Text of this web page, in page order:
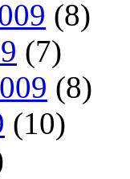
(8)
(7)
(8)
(10)